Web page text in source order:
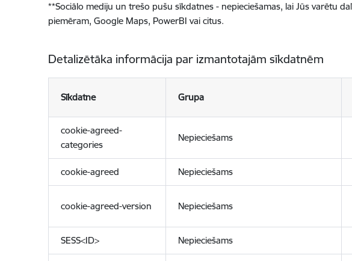
**Sociālo mediju un trešo pušu sīkdatnes - nepieciešamas, lai Jūs varētu
piemēram, Google Maps, PowerBI vai citus.
Detalizētāka informācija par izmantotajām sīkdatnēm
Sīkdatne Grupa
cookie-agreed-
categories
Nepieciešams
cookie-agreed Nepieciešams
cookie-agreed-version Nepieciešams
SESS<ID> Nepieciešams